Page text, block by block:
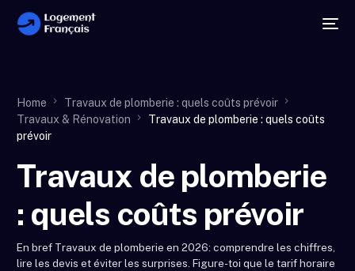
Home
Travaux de plomberie : quels coûts prévoir
Travaux & Rénovation
Travaux de plomberie : quels coûts
prévoir
Travaux de plomberie
: quels coûts prévoir
En bref Travaux de plomberie en 2026: comprendre les chiffres,
lire les devis et éviter les surprises. Figure-toi que le tarif horaire